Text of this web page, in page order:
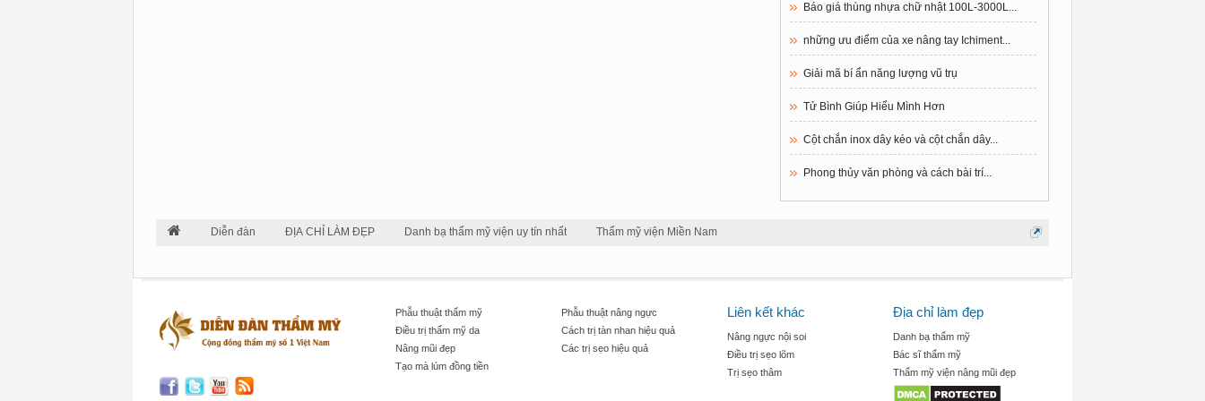
Báo giá thùng nhựa chữ nhật 100L-3000L...
những ưu điểm của xe nâng tay Ichiment...
Giải mã bí ẩn năng lượng vũ trụ
Tử Bình Giúp Hiểu Mình Hơn
Cột chắn inox dây kéo và cột chắn dây...
Phong thủy văn phòng và cách bài trí...
Diễn đàn ĐỊA CHỈ LÀM ĐẸP Danh bạ thẩm mỹ viện uy tín nhất Thẩm mỹ viện Miền Nam
Phẫu thuật thẩm mỹ
Điều trị thẩm mỹ da
Nâng mũi đẹp
Tạo mà lúm đồng tiền
Phẫu thuật nâng ngực
Cách trị tàn nhan hiệu quả
Các trị sẹo hiệu quả
Liên kết khác
Nâng ngực nội soi
Điều trị sẹo lõm
Trị sẹo thâm
Địa chỉ làm đẹp
Danh bạ thẩm mỹ
Bác sĩ thẩm mỹ
Thẩm mỹ viện nâng mũi đẹp